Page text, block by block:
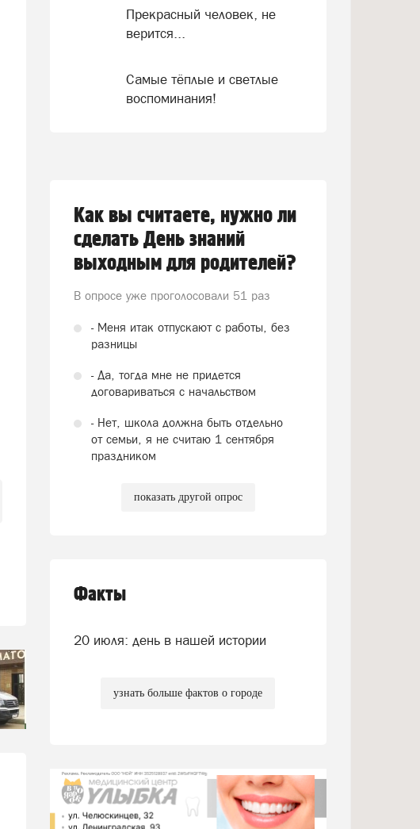
Прекрасный человек, не
верится...
Самые тёплые и светлые
воспоминания!
Как вы считаете, нужно ли
сделать День знаний
выходным для родителей?
В опросе уже проголосовали 51 раз
- Меня итак отпускают с работы, без
разницы
- Да, тогда мне не придется
договариваться с начальством
- Нет, школа должна быть отдельно
от семьи, я не считаю 1 сентября
праздником
показать другой опрос
Факты
20 июля: день в нашей истории
узнать больше фактов о городе